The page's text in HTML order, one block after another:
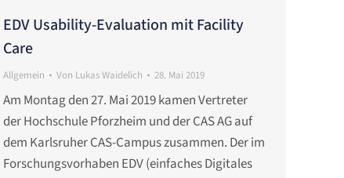
EDV Usability-Evaluation mit Facility
Care
Allgemein Von Lukas Waidelich 28. Mai 2019
Am Montag den 27. Mai 2019 kamen Vertreter
der Hochschule Pforzheim und der CAS AG auf
dem Karlsruher CAS-Campus zusammen. Der im
Forschungsvorhaben EDV (einfaches Digitales